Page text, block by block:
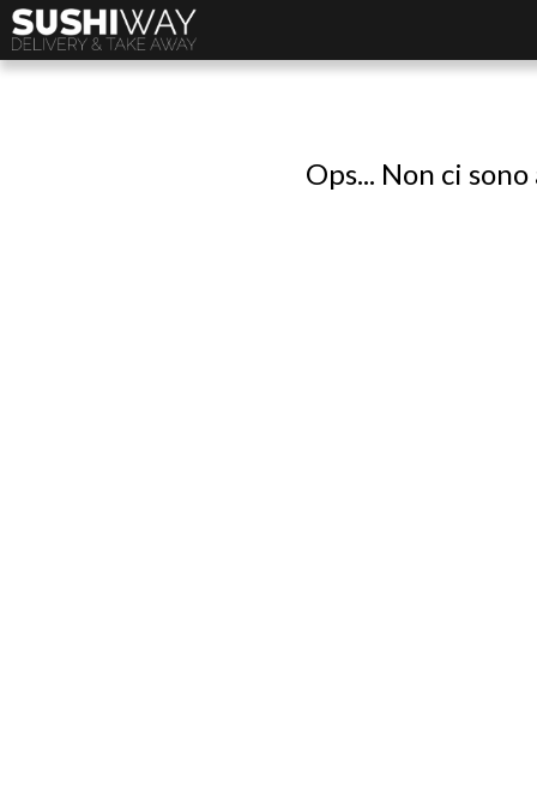
Ops... Non ci